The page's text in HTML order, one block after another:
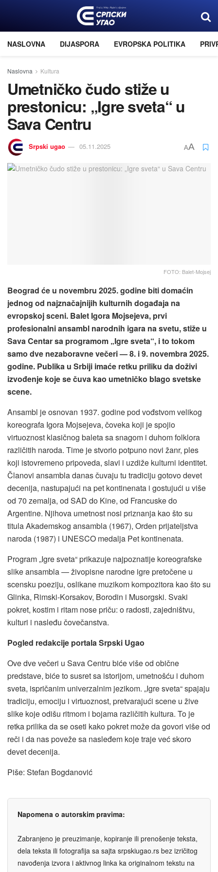
NASLOVNA DIJASPORA EVROPSKA POLITIKA
Naslovna Kultura
Umetničko čudo stiže u
prestonicu: „Igre sveta“ u
Sava Centru
Srpski ugao 05.11.2025 AA
FOTO: Balet-Mojsej
Beograd će u novembru 2025. godine biti domaćin
jednog od najznačajnijih kulturnih događaja na
evropskoj sceni. Balet Igora Mojsejeva, prvi
profesionalni ansambl narodnih igara na svetu, stiže u
Sava Centar sa programom „Igre sveta“, i to tokom
samo dve nezaboravne večeri — 8. i 9. novembra 2025.
godine. Publika u Srbiji imaće retku priliku da doživi
izvođenje koje se čuva kao umetničko blago svetske
scene.
Ansambl je osnovan 1937. godine pod vođstvom velikog
koreografa Igora Mojsejeva, čoveka koji je spojio
virtuoznost klasičnog baleta sa snagom i duhom folklora
različitih naroda. Time je stvorio potpuno novi žanr, ples
koji istovremeno pripoveda, slavi i uzdiže kulturni identitet.
Članovi ansambla danas čuvaju tu tradiciju gotovo devet
decenija, nastupajući na pet kontinenata i gostujući u više
od 70 zemalja, od SAD do Kine, od Francuske do
Argentine. Njihova umetnost nosi priznanja kao što su
titula Akademskog ansambla (1967), Orden prijateljstva
naroda (1987) i UNESCO medalja Pet kontinenata.
Program „Igre sveta“ prikazuje najpoznatije koreografske
slike ansambla — živopisne narodne igre pretočene u
scensku poeziju, oslikane muzikom kompozitora kao što su
Glinka, Rimski-Korsakov, Borodin i Musorgski. Svaki
pokret, kostim i ritam nose priču: o radosti, zajedništvu,
kulturi i nasleđu čovečanstva.
Pogled redakcije portala Srpski Ugao
Ove dve večeri u Sava Centru biće više od obične
predstave, biće to susret sa istorijom, umetnošću i duhom
sveta, ispričanim univerzalnim jezikom. „Igre sveta“ spajaju
tradiciju, emociju i virtuoznost, pretvarajući scene u žive
slike koje odišu ritmom i bojama različitih kultura. To je
retka prilika da se oseti kako pokret može da govori više od
reči i da nas poveže sa nasleđem koje traje već skoro
devet decenija.
Piše: Stefan Bogdanović
Napomena o autorskim pravima:
Zabranjeno je preuzimanje, kopiranje ili prenošenje teksta,
dela teksta ili fotografija sa sajta srpskiugao.rs bez izričitog
navođenja izvora i aktivnog linka ka originalnom tekstu na